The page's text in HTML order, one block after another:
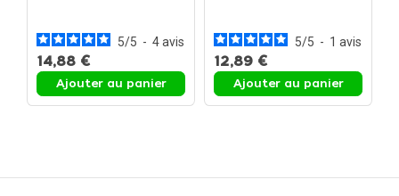
5/5 - 4avis
14,88 €
Ajouter au panier
5/5 - 1 avis
12,89 €
Ajouter au panier